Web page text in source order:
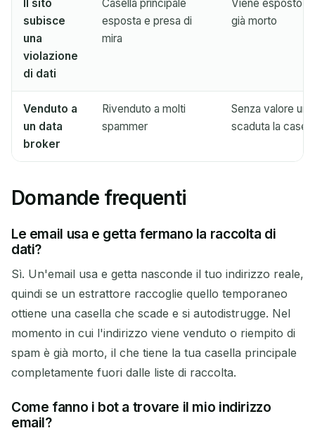
Il sito
subisce
una
violazione
di dati
Casella principale
esposta e presa di
mira
Viene esposto
già morto
Venduto a
un data
broker
Rivenduto a molti
spammer
Senza valore
scaduta la
Domande frequenti
Le email usa e getta fermano la raccolta di
dati?
Sì. Un'email usa e getta nasconde il tuo indirizzo reale,
quindi se un estrattore raccoglie quello temporaneo
ottiene una casella che scade e si autodistrugge. Nel
momento in cui l'indirizzo viene venduto o riempito di
spam è già morto, il che tiene la tua casella principale
completamente fuori dalle liste di raccolta.
Come fanno i bot a trovare il mio indirizzo
email?